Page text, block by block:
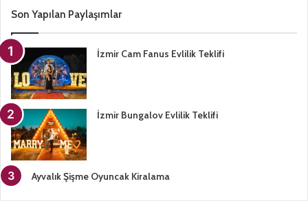
Son Yapılan Paylaşımlar
İzmir Cam Fanus Evlilik Teklifi
İzmir Bungalov Evlilik Teklifi
Ayvalık Şişme Oyuncak Kiralama